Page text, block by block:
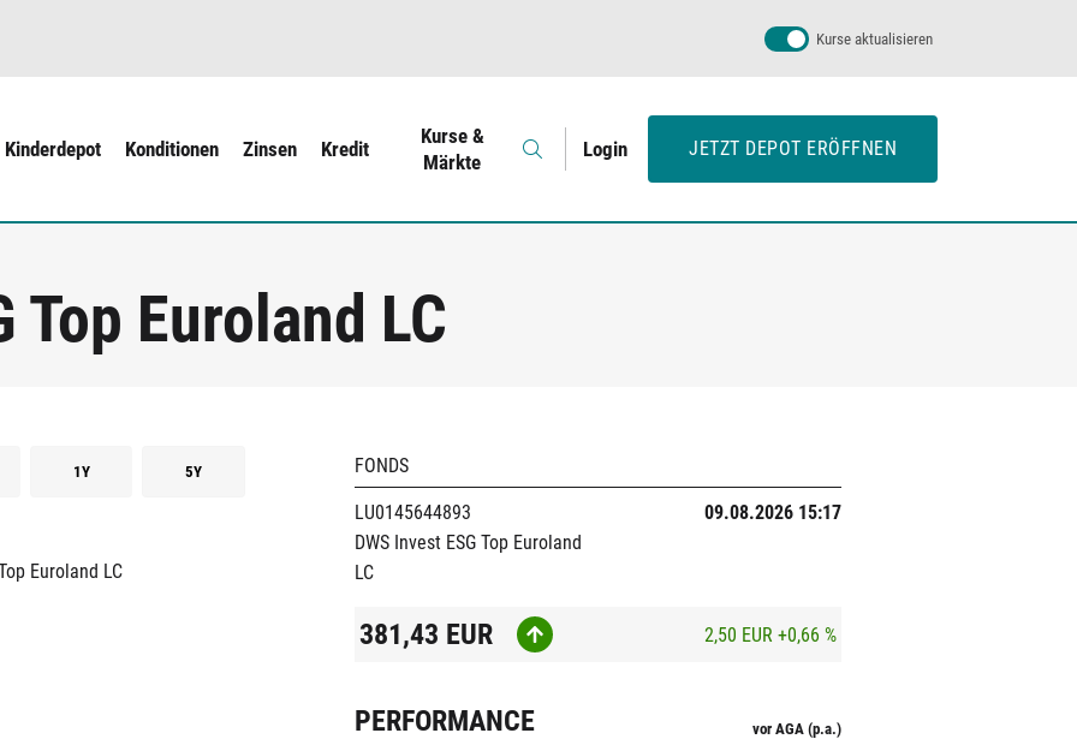
Kurse aktualisieren
Kinderdepot Konditionen Zinsen Kredit
Kurse &
Märkte
Login JETZT DEPOT ERÖFFNEN
Top Euroland LC
1Y 5Y FONDS
LU0145644893
DWS Invest ESG Top Euroland
LC
09.08.2026 15:17
381,43 EUR 2,50 EUR +0,66 %
PERFORMANCE vor AGA (p.a.)